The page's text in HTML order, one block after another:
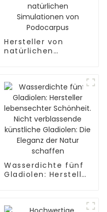
Hersteller von
natürlichen
Wasserdichte fünf
Gladiolen: Hersteller